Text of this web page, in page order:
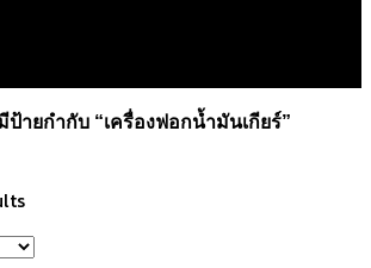
ายกำกับ “เครื่องฟอกน้ำมันเกียร์”